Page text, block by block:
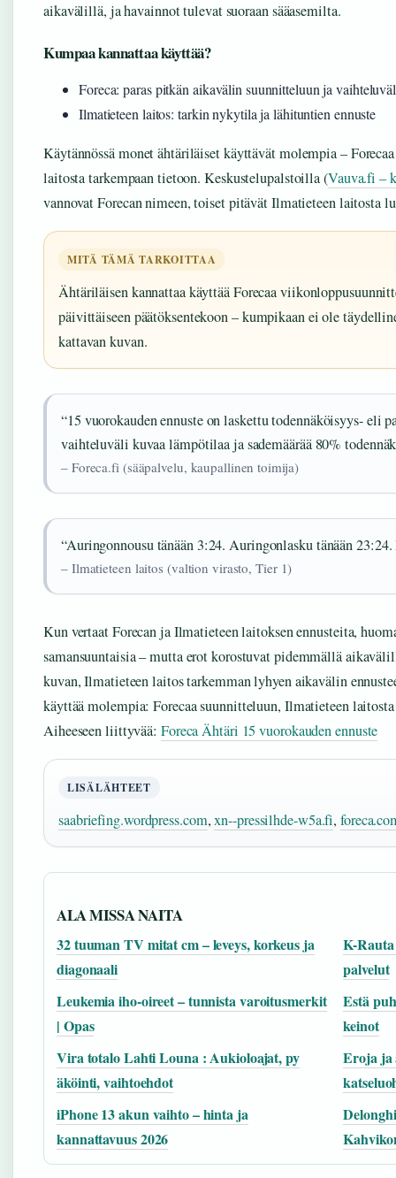
aikavälillä, ja havainnot tulevat suoraan sääasemilta.
Kumpaa kannattaa käyttää?
Foreca: paras pitkän aikavälin suunnitteluun ja
Ilmatieteen laitos: tarkin nykytila ja lähituntien ennuste
Käytännössä monet ähtäriläiset käyttävät molempia –
laitosta tarkempaan tietoon. Keskustelupalstoilla (Vauva.fi –
vannovat Forecan nimeen, toiset pitävät Ilmatieteen laitosta
MITÄ TÄMÄ TARKOITTAA
Ähtäriläisen kannattaa käyttää Forecaa
päivittäiseen päätöksentekoon – kumpikaan ei ole
kattavan kuvan.
“15 vuorokauden ennuste on laskettu todennäköisyys- eli
vaihteluväli kuvaa lämpötilaa ja sademäärää 80%
– Foreca.fi (sääpalvelu, kaupallinen toimija)
“Auringonnousu tänään 3:24. Auringonlasku tänään
– Ilmatieteen laitos (valtion virasto, Tier 1)
Kun vertaat Forecan ja Ilmatieteen laitoksen ennusteita,
samansuuntaisia – mutta erot korostuvat pidemmällä
kuvan, Ilmatieteen laitos tarkemman lyhyen aikavälin
käyttää molempia: Forecaa suunnitteluun, Ilmatieteen
Aiheeseen liittyvää: Foreca Ähtäri 15 vuorokauden ennuste
LISÄLÄHTEET
saabriefing.wordpress.com,xn--pressilhde-w5a.fi,
ALA MISSA NAITA
32 tuuman TV mitat cm – leveys, korkeus ja
diagonaali
K-
palvelut
Leukemia iho-oireet – tunnista varoitusmerkit
| Opas
Estä
keinot
Vira totalo Lahti Louna : Aukioloajat, py
äköinti, vaihtoehdot
Eroja ja
iPhone 13 akun vaihto – hinta ja
kannattavuus 2026